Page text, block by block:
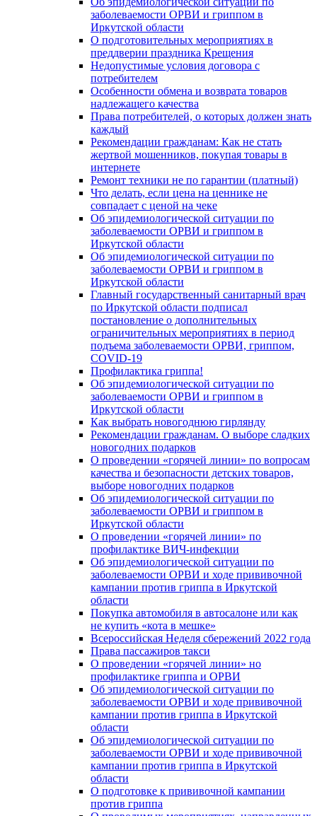
заболеваемости ОРВИ и гриппом в
Иркутской области
О подготовительных мероприятиях в
преддверии праздника Крещения
Недопустимые условия договора с
потребителем
Особенности обмена и возврата товаров
надлежащего качества
Права потребителей, о которых должен знать
каждый
Рекомендации гражданам: Как не стать
жертвой мошенников, покупая товары в
интернете
Ремонт техники не по гарантии (платный)
Что делать, если цена на ценнике не
совпадает с ценой на чеке
Об эпидемиологической ситуации по
заболеваемости ОРВИ и гриппом в
Иркутской области
Об эпидемиологической ситуации по
заболеваемости ОРВИ и гриппом в
Иркутской области
Главный государственный санитарный врач
по Иркутской области подписал
постановление о дополнительных
ограничительных мероприятиях в период
подъема заболеваемости ОРВИ, гриппом,
COVID-19
Профилактика гриппа!
Об эпидемиологической ситуации по
заболеваемости ОРВИ и гриппом в
Иркутской области
Как выбрать новогоднюю гирлянду
Рекомендации гражданам. О выборе сладких
новогодних подарков
О проведении «горячей линии» по вопросам
качества и безопасности детских товаров,
выборе новогодних подарков
Об эпидемиологической ситуации по
заболеваемости ОРВИ и гриппом в
Иркутской области
О проведении «горячей линии» по
профилактике ВИЧ-инфекции
Об эпидемиологической ситуации по
заболеваемости ОРВИ и ходе прививочной
кампании против гриппа в Иркутской
области
Покупка автомобиля в автосалоне или как
не купить «кота в мешке»
Всероссийская Неделя сбережений 2022 года
Права пассажиров такси
О проведении «горячей линии» но
профилактике гриппа и ОРВИ
Об эпидемиологической ситуации по
заболеваемости ОРВИ и ходе прививочной
кампании против гриппа в Иркутской
области
Об эпидемиологической ситуации по
заболеваемости ОРВИ и ходе прививочной
кампании против гриппа в Иркутской
области
О подготовке к прививочной кампании
против гриппа